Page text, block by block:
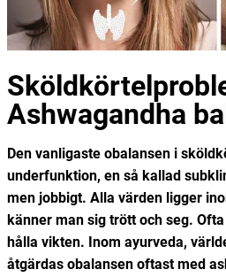
Ashwagandha
Den vanligaste obalansen i
underfunktion, en så kallad
men jobbigt. Alla värden ligger
känner man sig trött och seg.
hålla vikten. Inom ayurveda,
åtgärdas obalansen oftast med